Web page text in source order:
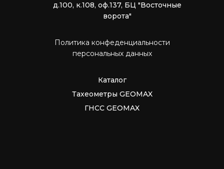
д.100, к.108, оф.137, БЦ "Восточные
ворота"
Политика конфеденциальности
персональных данных
Каталог
Тахеометры GEOMAX
ГНСС GEOMAX